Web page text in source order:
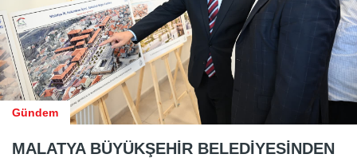
Gündem
MALATYA BÜYÜKŞEHİR BELEDİYESİNDEN